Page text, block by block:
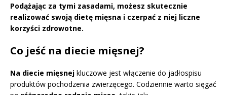
Podążając za tymi zasadami, możesz skutecznie
realizować swoją dietę mięsna i czerpać z niej liczne
korzyści zdrowotne.
Co jeść na diecie mięsnej?
Na diecie mięsnej kluczowe jest włączenie do jadłospisu
produktów pochodzenia zwierzęcego. Codziennie warto sięgać